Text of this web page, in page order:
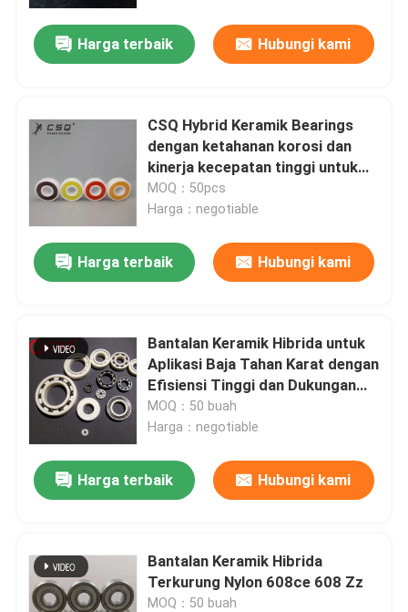
Produk
Harga terbaik Hubungi kami
CSQ Hybrid Keramik Bearings
dengan ketahanan korosi dan
kinerja kecepatan tinggi untuk
umur panjang
MOQ：50pcs
Harga：negotiable
Harga terbaik Hubungi kami
Bantalan Keramik Hibrida untuk
Aplikasi Baja Tahan Karat dengan
Efisiensi Tinggi dan Dukungan
yang Disesuaikan
MOQ：50 buah
Harga：negotiable
Harga terbaik Hubungi kami
Bantalan Keramik Hibrida
Terkurung Nylon 608ce 608 Zz
MOQ：50 buah